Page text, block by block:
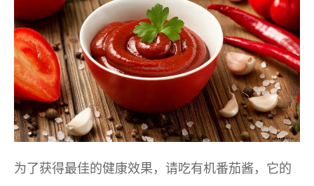
为了获得最佳的健康效果，请吃有机番茄酱，它的